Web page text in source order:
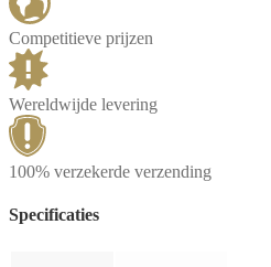
Competitieve prijzen
Wereldwijde levering
100% verzekerde verzending
Specificaties